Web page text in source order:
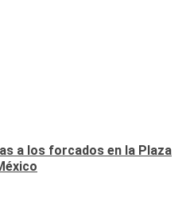
a los forcados en la Plaza